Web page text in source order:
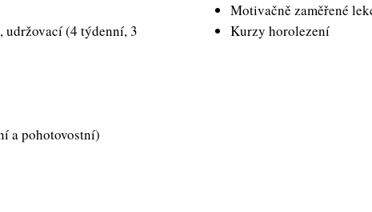
udržovací (4 týdenní, 3
a pohotovostní)
Motivačně zaměřené
Kurzy horolezení